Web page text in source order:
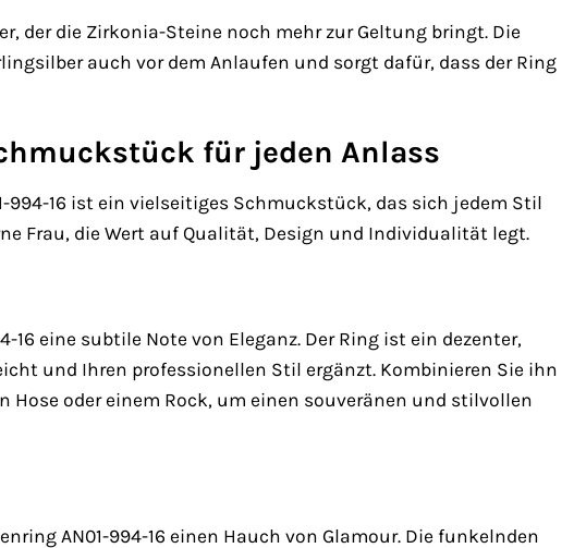
der die Zirkonia-Steine noch mehr zur Geltung bringt. Die
auch vor dem Anlaufen und sorgt dafür, dass der Ring
für jeden Anlass
994-16 ist ein vielseitiges Schmuckstück, das sich jedem Stil
Frau, die Wert auf Qualität, Design und Individualität legt.
eine subtile Note von Eleganz. Der Ring ist ein dezenter,
und Ihren professionellen Stil ergänzt. Kombinieren Sie ihn
oder einem Rock, um einen souveränen und stilvollen
AN01-994-16 einen Hauch von Glamour. Die funkelnden